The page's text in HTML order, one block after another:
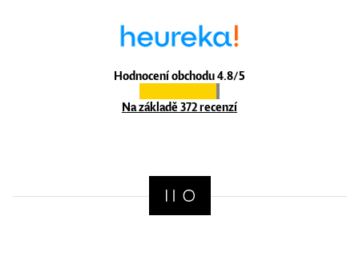
Hodnocení obchodu 4.8/5
Na základě 372 recenzí